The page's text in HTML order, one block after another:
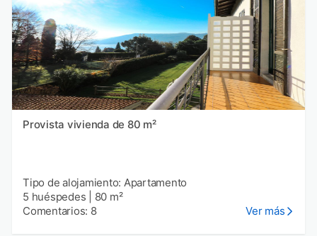
Provista vivienda de 80 m²
Tipo de alojamiento: Apartamento
5 huéspedes
80 m²
Comentarios: 8
Ver más